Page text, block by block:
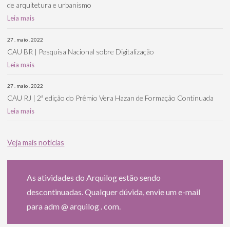
de arquitetura e urbanismo
Leia mais
27 . maio . 2022
CAU BR | Pesquisa Nacional sobre Digitalização
Leia mais
27 . maio . 2022
CAU RJ | 2ª edição do Prêmio Vera Hazan de Formação Continuada
Leia mais
Veja mais notícias
As atividades do Arquilog estão sendo
descontinuadas. Qualquer dúvida, envie um e-mail
para adm @ arquilog . com.